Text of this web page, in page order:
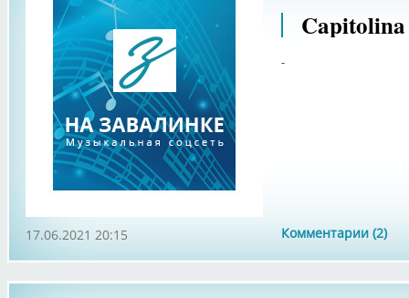
-
Комментарии (2)
17.06.2021 20:15